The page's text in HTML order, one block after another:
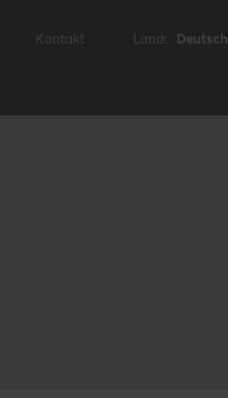
Kontakt Land: